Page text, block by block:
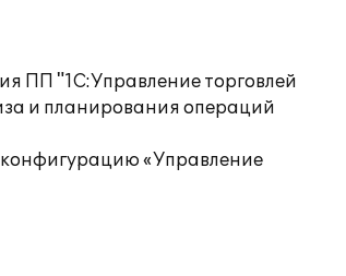
ПП "1С:Управление торговлей
и планирования операций
конфигурацию «Управление